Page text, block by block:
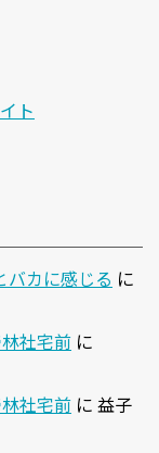
ト
バカに感じる に
社宅前 に
社宅前 に 益子